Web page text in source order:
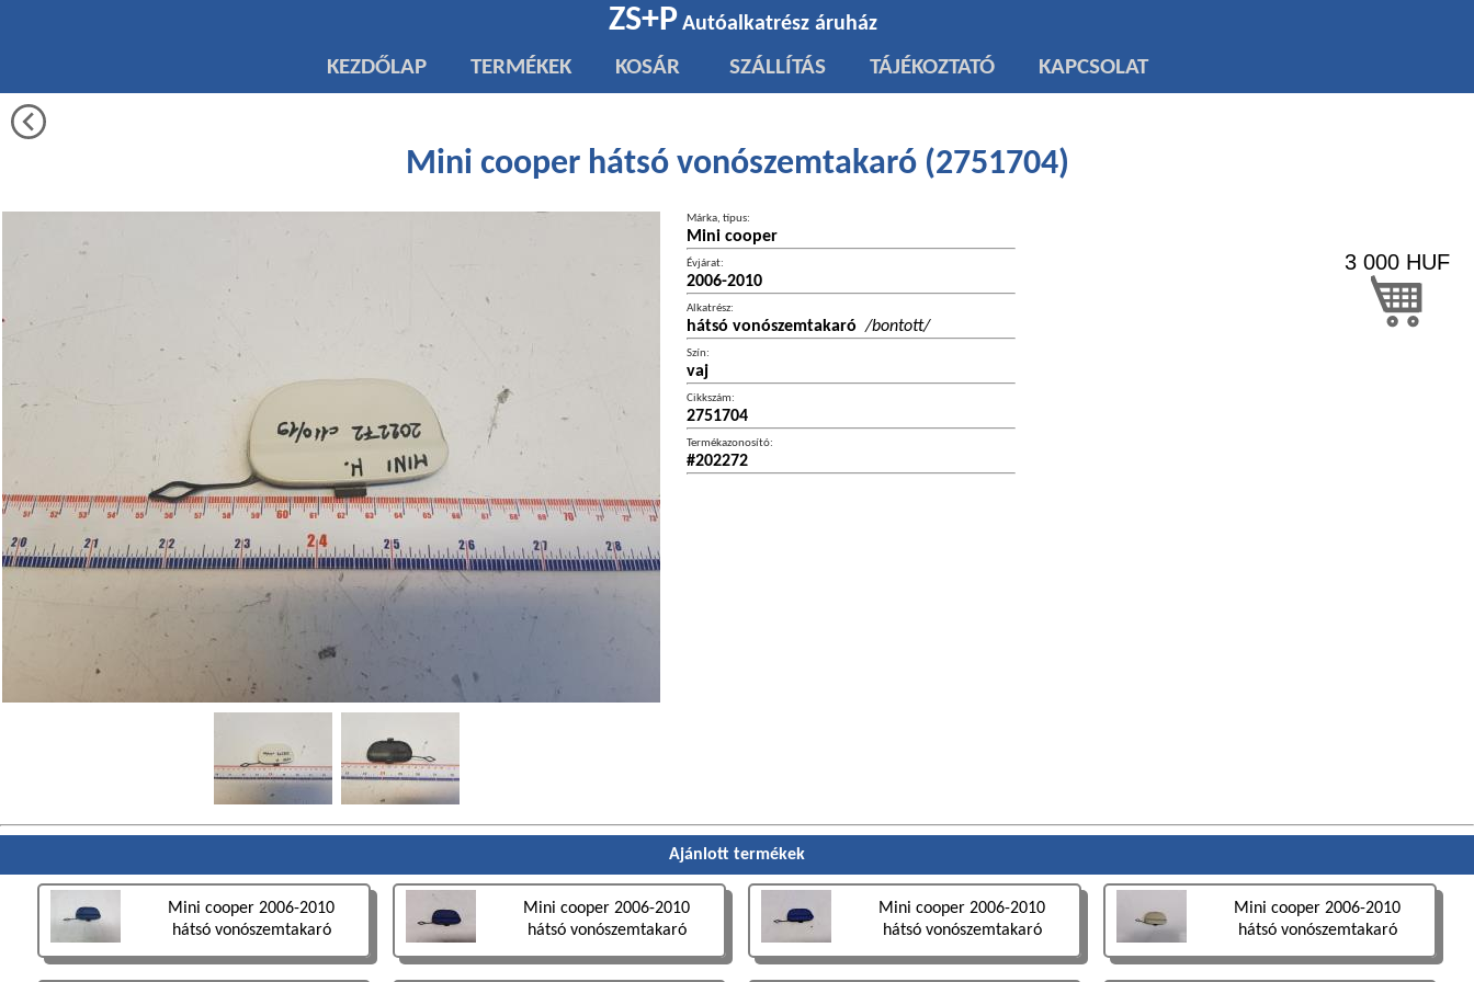
ZS+P Autóalkatrész áruház
KEZDŐLAP TERMÉKEK KOSÁR SZÁLLÍTÁS TÁJÉKOZTATÓ KAPCSOLAT
Mini cooper hátsó vonószemtakaró (2751704)
Márka, típus:
Mini cooper
Évjárat:
2006-2010
Alkatrész:
hátsó vonószemtakaró/bontott/
Szín:
vaj
Cikkszám:
2751704
Termékazonosító:
#202272
3 000 HUF
Ajánlott termékek
Mini cooper 2006-2010
hátsó vonószemtakaró
Mini cooper 2006-2010
hátsó vonószemtakaró
Mini cooper 2006-2010
hátsó vonószemtakaró
Mini cooper 2006-2010
hátsó vonószemtakaró